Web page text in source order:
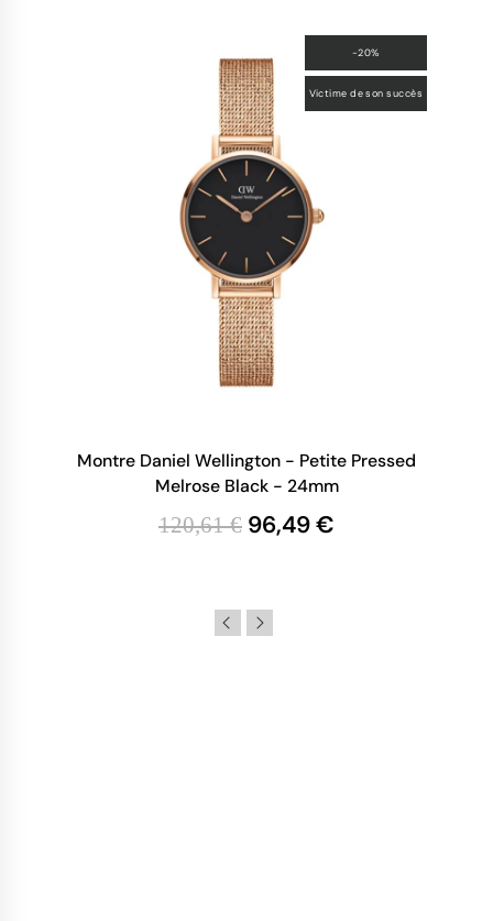
-20%
Victime de son succès
Montre Daniel Wellington - Petite Pressed
Melrose Black - 24mm
120,61 € 96,49 €